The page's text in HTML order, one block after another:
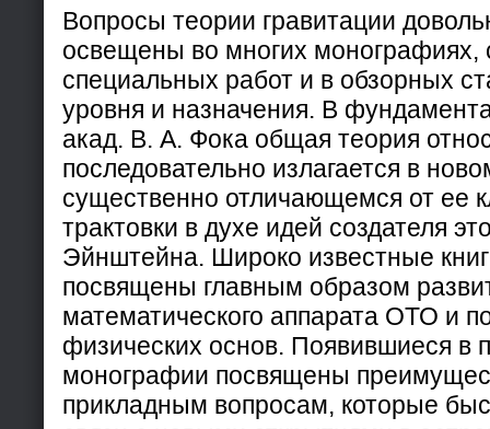
Вопросы теории гравитации
освещены во многих монографиях,
специальных работ и в обзорных
уровня и назначения. В
акад. В. А. Фока общая теория
последовательно излагается в
существенно отличающемся от ее
трактовки в духе идей создателя
Эйнштейна. Широко известные
посвящены главным образом
математического аппарата ОТО и
физических основ. Появившиеся в
монографии посвящены
прикладным вопросам, которые